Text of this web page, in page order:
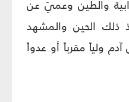
والطين وعميَ عن
ذلك الحين والمشهد
ولياً مقرباً أو عدواً